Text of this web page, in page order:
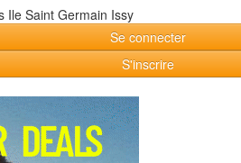
Se connecter
S'inscrire